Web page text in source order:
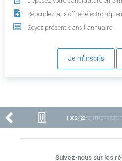
Répondez aux offres
Soyez présent dans l'annuaire
Je m'inscris
1 002 422 ENTREPRISES
Suivez-nous sur les